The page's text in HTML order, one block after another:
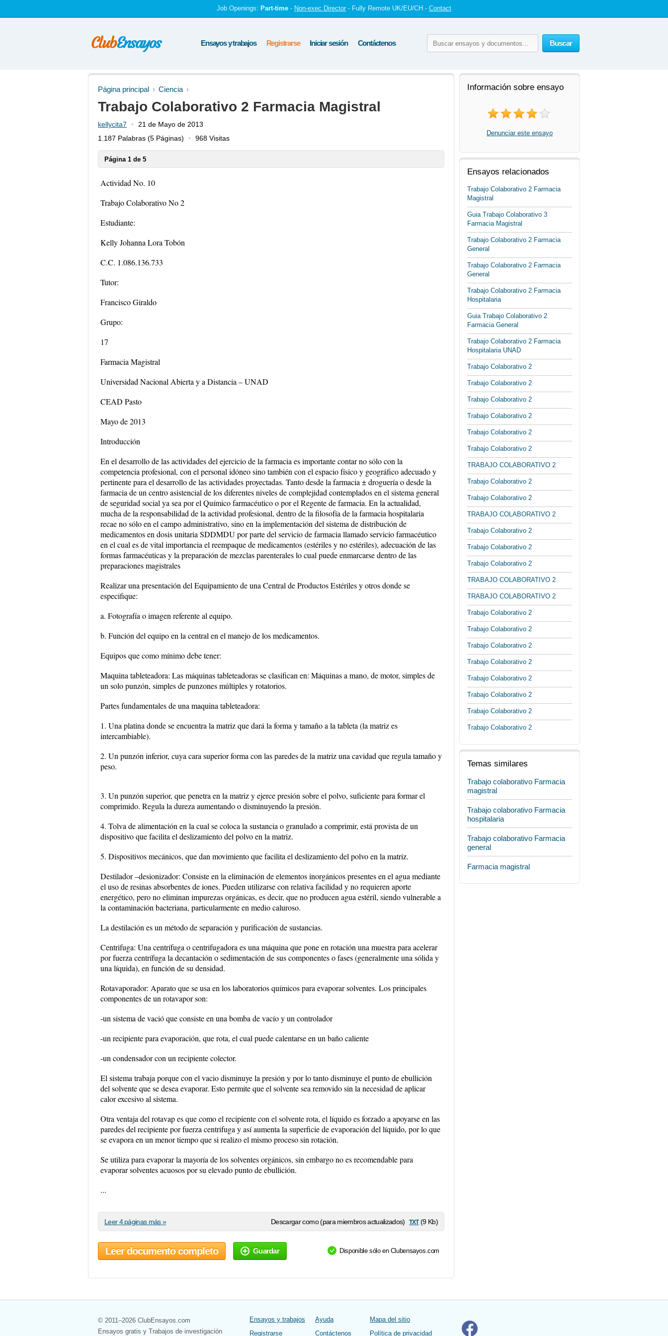
Job Openings: Part-time - Non-exec Director - Fully Remote UK/EU/CH - Contact
Buscar
Ensayos y trabajos Registrarse Iniciar sesión Contáctenos
Página principal Ciencia
Trabajo Colaborativo 2 Farmacia Magistral
kellycita7
21 de Mayo de 2013
1.187 Palabras (5 Páginas) 968 Visitas
Página 1 de 5
Actividad No. 10
Trabajo Colaborativo No 2
Estudiante:
Kelly Johanna Lora Tobón
C.C. 1.086.136.733
Tutor:
Francisco Giraldo
Grupo:
17
Farmacia Magistral
Universidad Nacional Abierta y a Distancia – UNAD
CEAD Pasto
Mayo de 2013
Introducción
En el desarrollo de las actividades del ejercicio de la farmacia es importante contar no sólo con la
competencia profesional, con el personal idóneo sino también con el espacio físico y geográfico adecuado y
pertinente para el desarrollo de las actividades proyectadas. Tanto desde la farmacia ± droguería o desde la
farmacia de un centro asistencial de los diferentes niveles de complejidad contemplados en el sistema general
de seguridad social ya sea por el Químico farmacéutico o por el Regente de farmacia. En la actualidad,
mucha de la responsabilidad de la actividad profesional, dentro de la filosofía de la farmacia hospitalaria
recae no sólo en el campo administrativo, sino en la implementación del sistema de distribución de
medicamentos en dosis unitaria SDDMDU por parte del servicio de farmacia llamado servicio farmacéutico
en el cual es de vital importancia el reempaque de medicamentos (estériles y no estériles), adecuación de las
formas farmacéuticas y la preparación de mezclas parenterales lo cual puede enmarcarse dentro de las
preparaciones magistrales
Realizar una presentación del Equipamiento de una Central de Productos Estériles y otros donde se
especifique:
a. Fotografía o imagen referente al equipo.
b. Función del equipo en la central en el manejo de los medicamentos.
Equipos que como mínimo debe tener:
Maquina tableteadora: Las máquinas tableteadoras se clasifican en: Máquinas a mano, de motor, simples de
un solo punzón, simples de punzones múltiples y rotatorios.
Partes fundamentales de una maquina tableteadora:
1. Una platina donde se encuentra la matriz que dará la forma y tamaño a la tableta (la matriz es
intercambiable).
2. Un punzón inferior, cuya cara superior forma con las paredes de la matriz una cavidad que regula tamaño y
peso.
3. Un punzón superior, que penetra en la matriz y ejerce presión sobre el polvo, suficiente para formar el
comprimido. Regula la dureza aumentando o disminuyendo la presión.
4. Tolva de alimentación en la cual se coloca la sustancia o granulado a comprimir, está provista de un
dispositivo que facilita el deslizamiento del polvo en la matriz.
5. Dispositivos mecánicos, que dan movimiento que facilita el deslizamiento del polvo en la matriz.
Destilador –desionizador: Consiste en la eliminación de elementos inorgánicos presentes en el agua mediante
el uso de resinas absorbentes de iones. Pueden utilizarse con relativa facilidad y no requieren aporte
energético, pero no eliminan impurezas orgánicas, es decir, que no producen agua estéril, siendo vulnerable a
la contaminación bacteriana, particularmente en medio caluroso.
La destilación es un método de separación y purificación de sustancias.
Centrifuga: Una centrífuga o centrifugadora es una máquina que pone en rotación una muestra para acelerar
por fuerza centrífuga la decantación o sedimentación de sus componentes o fases (generalmente una sólida y
una líquida), en función de su densidad.
Rotavaporador: Aparato que se usa en los laboratorios químicos para evaporar solventes. Los principales
componentes de un rotavapor son:
-un sistema de vació que consiste en una bomba de vacío y un controlador
-un recipiente para evaporación, que rota, el cual puede calentarse en un baño caliente
-un condensador con un recipiente colector.
El sistema trabaja porque con el vacio disminuye la presión y por lo tanto disminuye el punto de ebullición
del solvente que se desea evaporar. Esto permite que el solvente sea removido sin la necesidad de aplicar
calor excesivo al sistema.
Otra ventaja del rotavap es que como el recipiente con el solvente rota, el líquido es forzado a apoyarse en las
paredes del recipiente por fuerza centrifuga y así aumenta la superficie de evaporación del líquido, por lo que
se evapora en un menor tiempo que si realizo el mismo proceso sin rotación.
Se utiliza para evaporar la mayoría de los solventes orgánicos, sin embargo no es recomendable para
evaporar solventes acuosos por su elevado punto de ebullición.
...
Descargar como (para miembros actualizados) txt(9 Kb)
Leer 4 páginas más »
Leer documento completo Guardar Disponible sólo en Clubensayos.com
Información sobre ensayo
Denunciar este ensayo
Ensayos relacionados
Trabajo Colaborativo 2 Farmacia
Magistral
Guia Trabajo Colaborativo 3
Farmacia Magistral
Trabajo Colaborativo 2 Farmacia
General
Trabajo Colaborativo 2 Farmacia
General
Trabajo Colaborativo 2 Farmacia
Hospitalaria
Guia Trabajo Colaborativo 2
Farmacia General
Trabajo Colaborativo 2 Farmacia
Hospitalaria UNAD
Trabajo Colaborativo 2
Trabajo Colaborativo 2
Trabajo Colaborativo 2
Trabajo Colaborativo 2
Trabajo Colaborativo 2
Trabajo Colaborativo 2
TRABAJO COLABORATIVO 2
Trabajo Colaborativo 2
Trabajo Colaborativo 2
TRABAJO COLABORATIVO 2
Trabajo Colaborativo 2
Trabajo Colaborativo 2
Trabajo Colaborativo 2
TRABAJO COLABORATIVO 2
TRABAJO COLABORATIVO 2
Trabajo Colaborativo 2
Trabajo Colaborativo 2
Trabajo Colaborativo 2
Trabajo Colaborativo 2
Trabajo Colaborativo 2
Trabajo Colaborativo 2
Trabajo Colaborativo 2
Trabajo Colaborativo 2
Temas similares
Trabajo colaborativo Farmacia
magistral
Trabajo colaborativo Farmacia
hospitalaria
Trabajo colaborativo Farmacia
general
Farmacia magistral
© 2011–2026 ClubEnsayos.com
Ensayos gratis y Trabajos de investigación
Ensayos y trabajos
Registrarse
Ayuda
Contáctenos
Mapa del sitio
Política de privacidad